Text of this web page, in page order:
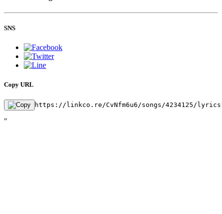
SNS
Copy URL
https://linkco.re/CvNfm6u6/songs/4234125/
"